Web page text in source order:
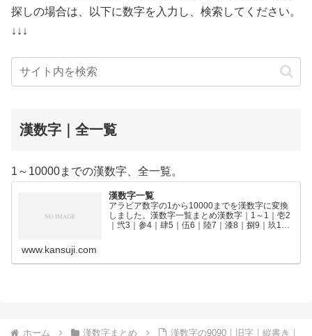
探しの場合は、以下に数字を入力し、検索してください。
↓↓↓
漢数字｜全一覧
1～10000までの漢数字、全一覧。
漢数字一覧
アラビア数字の1から10000までを漢数字に変換
しました。漢数字一覧まとめ漢数字｜1～1｜壱2
｜弐3｜参4｜肆5｜伍6｜陸7｜漆8｜捌9｜玖10
www.kansuji.com
ホーム 漢数字まとめ 漢数字の9090｜旧字｜縦書き｜